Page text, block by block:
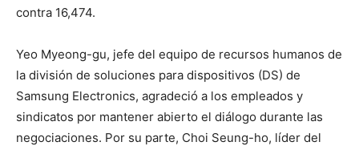
contra 16,474.
Yeo Myeong-gu, jefe del equipo de recursos humanos de
la división de soluciones para dispositivos (DS) de
Samsung Electronics, agradeció a los empleados y
sindicatos por mantener abierto el diálogo durante las
negociaciones. Por su parte, Choi Seung-ho, líder del